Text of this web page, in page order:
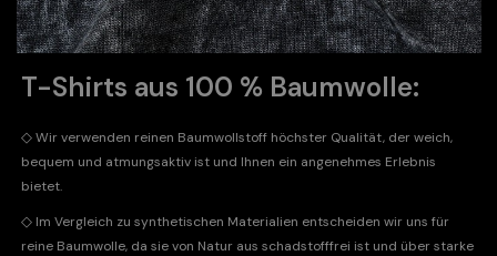
T-Shirts aus 100 % Baumwolle:
◇ Wir verwenden reinen Baumwollstoff höchster Qualität, der weich,
bequem und atmungsaktiv ist und Ihnen ein angenehmes Erlebnis
bietet.
◇ Im Vergleich zu synthetischen Materialien entscheiden wir uns für
reine Baumwolle, da sie von Natur aus schadstofffrei ist und über starke